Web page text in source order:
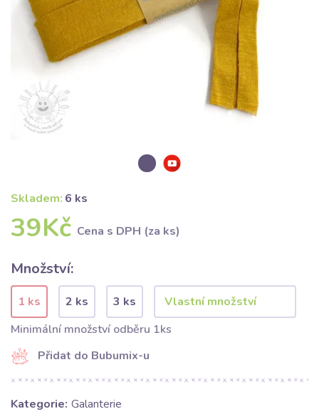
Skladem: 6 ks
39Kč Cena s DPH (za ks)
Množství:
1 ks 2 ks
3 ks
Minimální množství odběru 1ks
Přidat do Bubumix-u
Kategorie: Galanterie